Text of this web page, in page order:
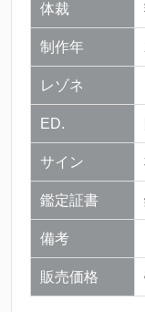
体裁
制作年
レゾネ
ED.
サイン
鑑定証書
備考
販売価格